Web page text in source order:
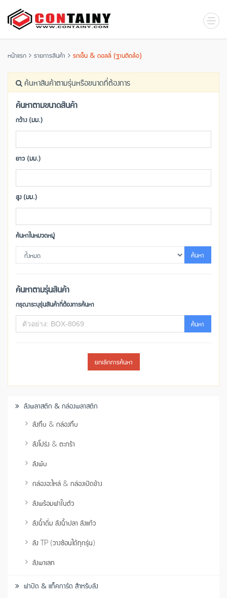
หน้าแรก รายการสินค้า รถเข็น & ดอลลี่ (ฐานติดล้อ)
ค้นหาสินค้าตามรุ่นหรือขนาดที่ต้องการ
ค้นหาตามขนาดสินค้า
กว้าง (มม.)
ยาว (มม.)
สูง (มม.)
ค้นหาในหมวดหมู่
ค้นหา
ค้นหาตามรุ่นสินค้า
กรุณาระบุรุ่นสินค้าที่ต้องการค้นหา
ค้นหา
ยกเลิกการค้นหา
ลังพลาสติก & กล่องพลาสติก
ลังทึบ & กล่องทึบ
ลังโปร่ง & ตะกร้า
ลังพับ
กล่องอะไหล่ & กล่องเปิดข้าง
ลังพร้อมฝาในตัว
ลังน้ำดื่ม ลังน้ำปลา ลังแก้ว
ลัง TP (วางซ้อนได้ทุกรุ่น)
ลังพาเลท
ฝาปิด & แท็คการ์ด สำหรับลัง